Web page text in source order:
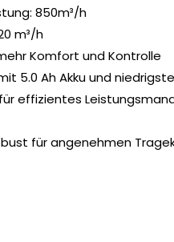
850m³/h
m³/h
Komfort und Kontrolle
5.0 Ah Akku und
effizientes
für angenehmen